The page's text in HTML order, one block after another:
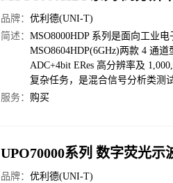
品牌： 优利德(UNI-T)
简述： MSO8000HDP 系列是面向工业
MSO8604HDP(6GHz)两款 4 通
ADC+4bit ERes 高分辨率及
复杂任务，是混合信号分析类测
服务： 购买
UPO70000系列 数字荧光示
品牌： 优利德(UNI-T)